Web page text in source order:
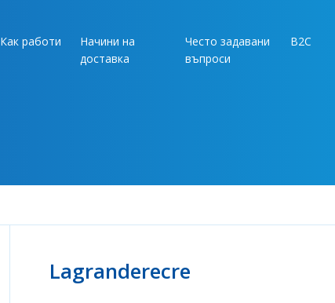
Как работи
Начини на
доставка
Често задавани
въпроси
B2C
Lagranderecre